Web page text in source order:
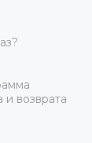
возврата